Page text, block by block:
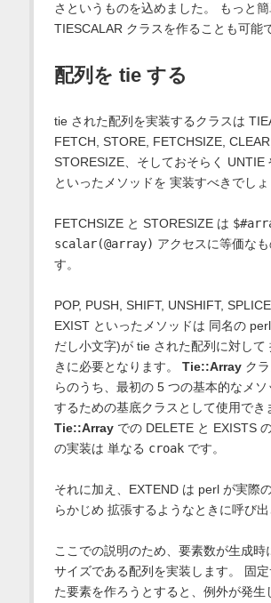
さというものを込めました。 もっと
TIESCALAR クラスを作ることも可能
配列を tie する
tie された配列を実装するクラスは
FETCH, STORE, FETCHSIZE, CLEAR,
STORESIZE、そしておそらく UNTIE
といったメソッドを 実装すべきでしょ
FETCHSIZE と STORESIZE は
scalar(@array) アクセスに等価な
す。
POP, PUSH, SHIFT, UNSHIFT,
EXIST といったメソッドは 同名の
だし小文字)が tie された配列に対して
きに必要となります。 Tie::Arrayクラ
らのうち、最初の 5 つの基本的なメソ
するための基底クラスとして使用でき
Tie::Arrayでの DELETE と EXISTS
の実装は 単なる croakです。
それに加え、EXTEND は perl が実際
らかじめ 拡張するようなときに呼び出
ここでの説明のため、要素数が生成時
サイズである配列を実装します。 固定
た要素を作ろうとすると、例外が発生